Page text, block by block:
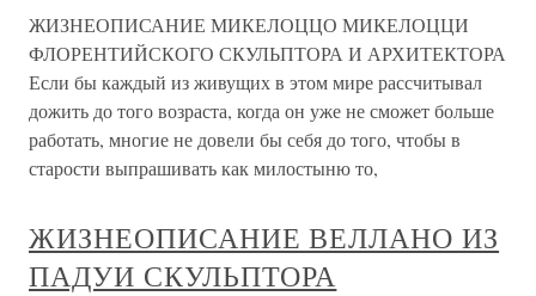
ЖИЗНЕОПИСАНИЕ МИКЕЛОЦЦО МИКЕЛОЦЦИ
ФЛОРЕНТИЙСКОГО СКУЛЬПТОРА И АРХИТЕКТОРА
Если бы каждый из живущих в этом мире рассчитывал
дожить до того возраста, когда он уже не сможет больше
работать, многие не довели бы себя до того, чтобы в
старости выпрашивать как милостыню то,
ЖИЗНЕОПИСАНИЕ ВЕЛЛАНО ИЗ
ПАДУИ СКУЛЬПТОРА